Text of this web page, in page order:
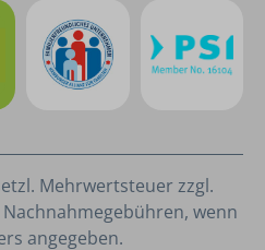
Mehrwertsteuer zzgl.
wenn
angegeben.